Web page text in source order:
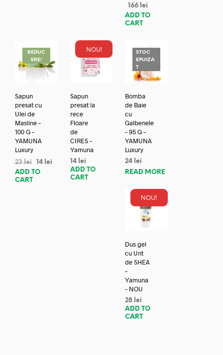
166 lei
ADD TO
CART
REDUC
ERE!
Sapun
presat cu
Ulei de
Masline –
100 G –
YAMUNA
Luxury
23lei 14 lei
ADD TO
CART
NOU!
Sapun
presat la
rece
Floare
de
CIRES –
Yamuna
14 lei
ADD TO
CART
STOC
EPUIZA
T
Bomba
de Baie
cu
Galbenele
– 95 G –
YAMUNA
Luxury
24 lei
READ MORE
NOU!
Dus gel
cu Unt
de SHEA
–
Yamuna
– NOU
28 lei
ADD TO
CART